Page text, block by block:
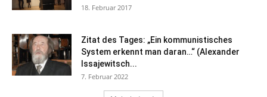
18. Februar 2017
Zitat des Tages: „Ein kommunistisches
System erkennt man daran…“ (Alexander
Issajewitsch...
7. Februar 2022